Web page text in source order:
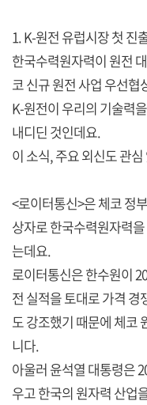
1. K-원전 유럽시장 첫 진
한국수력원자력이 원전
코 신규 원전 사업 우선
K-원전이 우리의 기술력
내디딘 것인데요.
이 소식, 주요 외신도 관
<로이터통신>은 체코 정
상자로 한국수력원자력
는데요.
로이터통신은 한수원이
전 실적을 토대로 가격 경
도 강조했기 때문에 체코
니다.
아울러 윤석열 대통령은
우고 한국의 원자력 산업